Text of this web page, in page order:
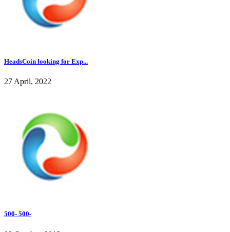
HeadsCoin looking for Exp...
27 April, 2022
500- 500-